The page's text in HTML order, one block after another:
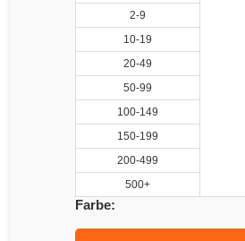
2-9
10-19
20-49
50-99
100-149
150-199
200-499
500+
Farbe: